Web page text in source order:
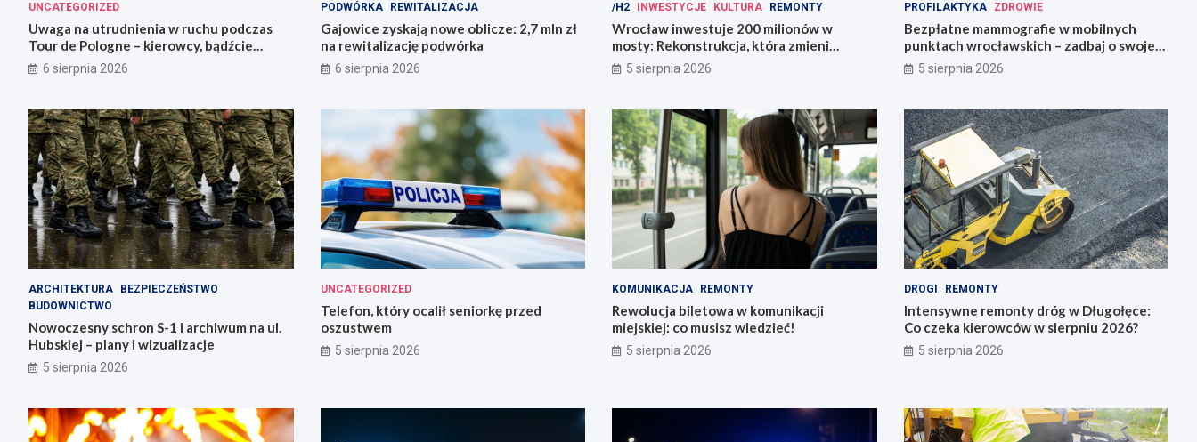
UNCATEGORIZED
Uwaga na utrudnienia w ruchu podczas
Tour de Pologne – kierowcy, bądźcie
przygotowani!
6 sierpnia 2026
PODWÓRKA REWITALIZACJA
Gajowice zyskają nowe oblicze: 2,7 mln zł
na rewitalizację podwórka
6 sierpnia 2026
/H2 INWESTYCJE KULTURA REMONTY
Wrocław inwestuje 200 milionów w
mosty: Rekonstrukcja, która zmieni
miasto!
5 sierpnia 2026
PROFILAKTYKA ZDROWIE
Bezpłatne mammografie w mobilnych
punktach wrocławskich – zadbaj o swoje
zdrowie!
5 sierpnia 2026
ARCHITEKTURA
BEZPIECZEŃSTWO
BUDOWNICTWO
Nowoczesny schron S-1 i archiwum na ul.
Hubskiej – plany i wizualizacje
5 sierpnia 2026
UNCATEGORIZED
Telefon, który ocalił seniorkę przed
oszustwem
5 sierpnia 2026
KOMUNIKACJA REMONTY
Rewolucja biletowa w komunikacji
miejskiej: co musisz wiedzieć!
5 sierpnia 2026
DROGI REMONTY
Intensywne remonty dróg w Długołęce:
Co czeka kierowców w sierpniu 2026?
5 sierpnia 2026